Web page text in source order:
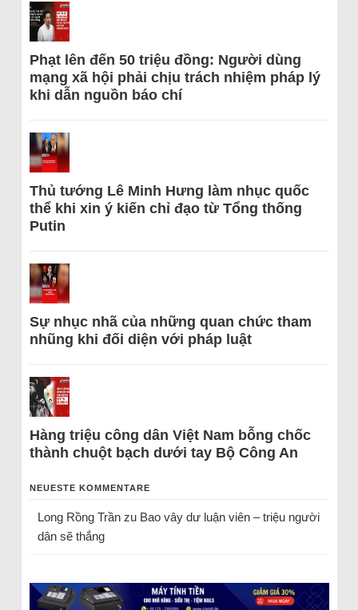
Phạt lên đến 50 triệu đồng: Người dùng
mạng xã hội phải chịu trách nhiệm pháp lý
khi dẫn nguồn báo chí
Thủ tướng Lê Minh Hưng làm nhục quốc
thể khi xin ý kiến chỉ đạo từ Tổng thống
Putin
Sự nhục nhã của những quan chức tham
nhũng khi đối diện với pháp luật
Hàng triệu công dân Việt Nam bỗng chốc
thành chuột bạch dưới tay Bộ Công An
NEUESTE KOMMENTARE
Long Rồng Trầnzu Bao vây dư luận viên – triệu người
dân sẽ thắng